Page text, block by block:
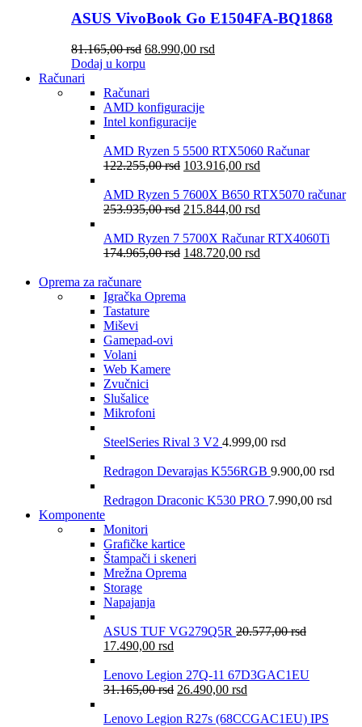
ASUS VivoBook Go E1504FA-BQ1868
81.165,00rsd 68.990,00 rsd
Dodaj u korpu
Računari
Računari
AMD konfiguracije
Intel konfiguracije
AMD Ryzen 5 5500 RTX5060 Računar
122.255,00rsd 103.916,00 rsd
AMD Ryzen 5 7600X B650 RTX5070 računar
253.935,00rsd 215.844,00 rsd
AMD Ryzen 7 5700X Računar RTX4060Ti
174.965,00rsd 148.720,00 rsd
Oprema za računare
Igračka Oprema
Tastature
Miševi
Gamepad-ovi
Volani
Web Kamere
Zvučnici
Slušalice
Mikrofoni
SteelSeries Rival 3 V2 4.999,00 rsd
Redragon Devarajas K556RGB 9.900,00 rsd
Redragon Draconic K530 PRO 7.990,00 rsd
Komponente
Monitori
Grafičke kartice
Štampači i skeneri
Mrežna Oprema
Storage
Napajanja
ASUS TUF VG279Q5R 20.577,00rsd
17.490,00 rsd
Lenovo Legion 27Q-11 67D3GAC1EU
31.165,00rsd 26.490,00 rsd
Lenovo Legion R27s (68CCGAC1EU) IPS